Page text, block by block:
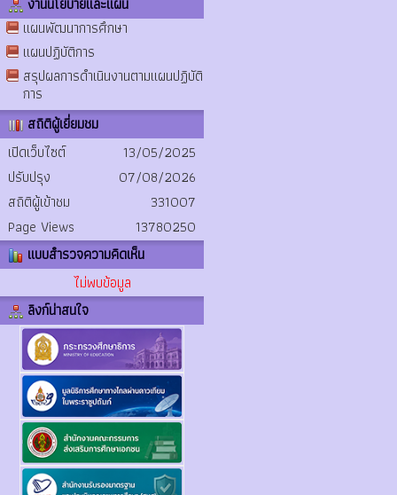
แผนพัฒนาการศึกษา
แผนปฏิบัติการ
สรุปผลการดำเนินงานตามแผนปฏิบัติ
การ
สถิติผู้เยี่ยมชม
เปิดเว็บไซต์
13/05/2025
ปรับปรุง
07/08/2026
สถิติผู้เข้าชม
331007
Page Views
13780250
แบบสำรวจความคิดเห็น
ไม่พบข้อมูล
ลิงก์น่าสนใจ